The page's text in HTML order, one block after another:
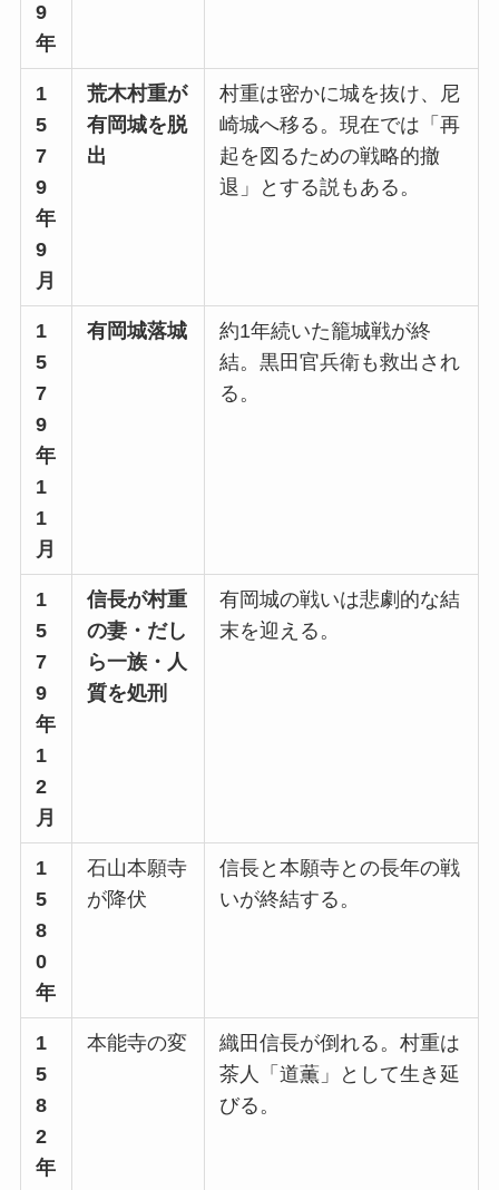
9
年
1
5
7
9
年
9
月
荒木村重が
有岡城を脱
出
村重は密かに城を抜け、尼
崎城へ移る。現在では「再
起を図るための戦略的撤
退」とする説もある。
1
5
7
9
年
1
1
月
有岡城落城
約1年続いた籠城戦が終
結。黒田官兵衛も救出され
る。
1
5
7
9
年
1
2
月
信長が村重
の妻・だし
ら一族・人
質を処刑
有岡城の戦いは悲劇的な結
末を迎える。
1
5
8
0
年
石山本願寺
が降伏
信長と本願寺との長年の戦
いが終結する。
1
5
8
2
年
本能寺の変
織田信長が倒れる。村重は
茶人「道薫」として生き延
びる。